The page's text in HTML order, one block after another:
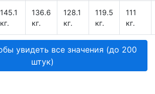
145.1
кг.
136.6
кг.
128.1
кг.
119.5
кг.
111
кг.
увидеть все значения (до 200
штук)